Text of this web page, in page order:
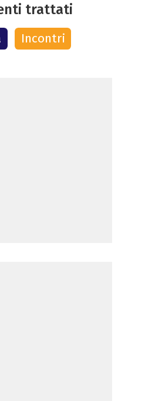
trattati
Incontri